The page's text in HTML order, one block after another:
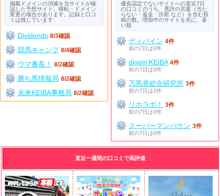
優良認定でないサイトへの直近7日
の口コミのうち、悪評の言葉（当た
らない・返金・詐欺 など）を含む投
稿の数。増加中のサイトを先に、多
い順
ディバイン 4件
前の7日は0件
diggin'KEIBA 4件
前の7日は0件
万馬券総合研究所 3件
前の7日は2件
リホラボ！
3件
前の7日は0件
スーパーマンバケン 3件
前の7日は0件
掲載ドメインの消滅を当サイトが確
認した予想サイト。移転・ドメイン
変更の場合があります。記録と口コ
ミは残しています
Dividends 8/3確認
競馬キャンプ 8/4確認
ウマ番長！ 8/2確認
勝ち馬情報局 8/2確認
未来KEIBA事務局 8/2確認
直近一週間の口コミで高評価